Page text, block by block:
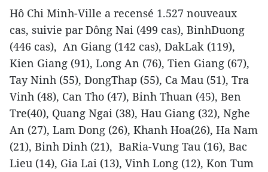
Hô Chi Minh-Ville a recensé 1.527 nouveaux
cas, suivie par Dông Nai (499 cas), BinhDuong
(446 cas), An Giang (142 cas), DakLak (119),
Kien Giang (91), Long An (76), Tien Giang (67),
Tay Ninh (55), DongThap (55), Ca Mau (51), Tra
Vinh (48), Can Tho (47), Binh Thuan (45), Ben
Tre(40), Quang Ngai (38), Hau Giang (32), Nghe
An (27), Lam Dong (26), Khanh Hoa(26), Ha Nam
(21), Binh Dinh (21), BaRia-Vung Tau (16), Bac
Lieu (14), Gia Lai (13), Vinh Long (12), Kon Tum